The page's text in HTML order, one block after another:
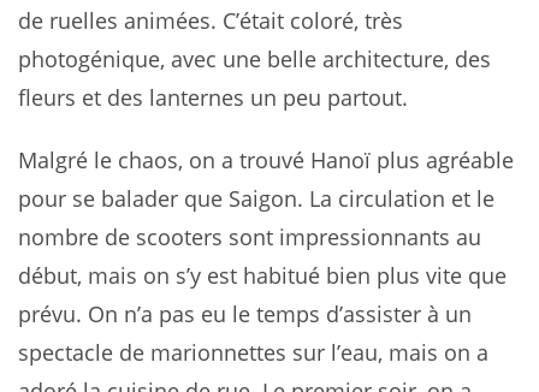
de ruelles animées. C’était coloré, très
photogénique, avec une belle architecture, des
fleurs et des lanternes un peu partout.
Malgré le chaos, on a trouvé Hanoï plus agréable
pour se balader que Saigon. La circulation et le
nombre de scooters sont impressionnants au
début, mais on s’y est habitué bien plus vite que
prévu. On n’a pas eu le temps d’assister à un
spectacle de marionnettes sur l’eau, mais on a